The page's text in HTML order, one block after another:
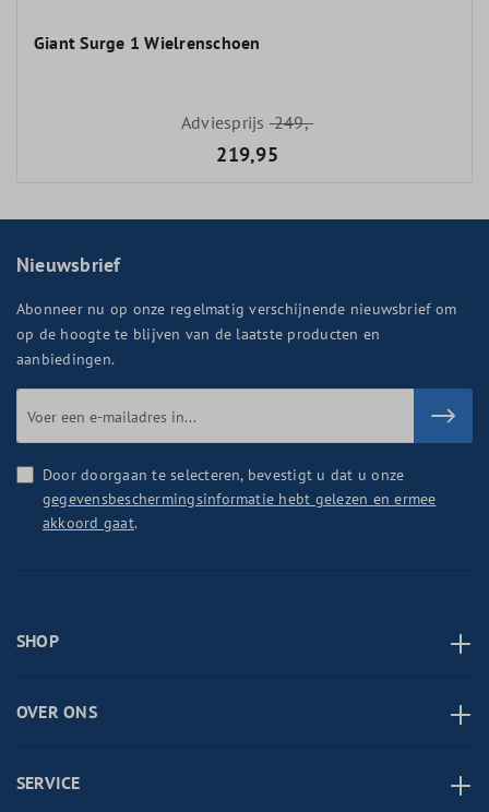
Giant Surge 1 Wielrenschoen
Adviesprijs249,-
219,95
Nieuwsbrief
Abonneer nu op onze regelmatig verschijnende nieuwsbrief om
op de hoogte te blijven van de laatste producten en
aanbiedingen.
Door doorgaan te selecteren, bevestigt u dat u onze
gegevensbeschermingsinformatie hebt gelezen en ermee
akkoord gaat.
SHOP
OVER ONS
SERVICE